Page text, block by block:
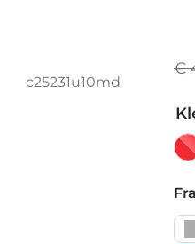
c25231u10md
€